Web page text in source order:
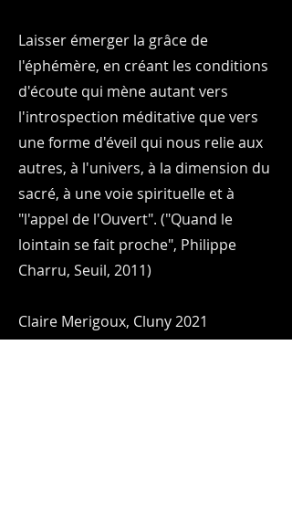
Laisser émerger la grâce de
l'éphémère, en créant les conditions
d'écoute qui mène autant vers
l'introspection méditative que vers
une forme d'éveil qui nous relie aux
autres, à l'univers, à la dimension du
sacré, à une voie spirituelle et à
"l'appel de l'Ouvert". ("Quand le
lointain se fait proche", Philippe
Charru, Seuil, 2011) ​
Claire Merigoux, Cluny 2021​